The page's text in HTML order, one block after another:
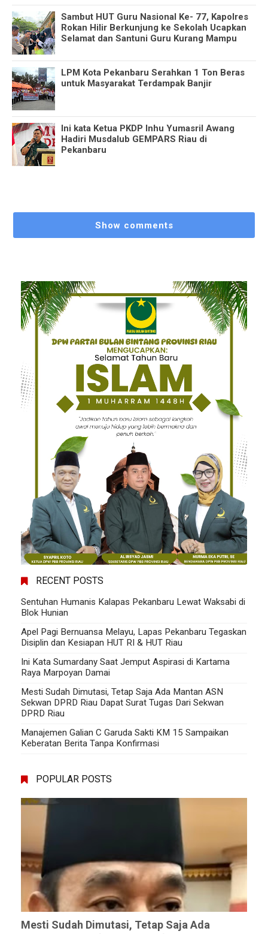
Sambut HUT Guru Nasional Ke- 77, Kapolres
Rokan Hilir Berkunjung ke Sekolah Ucapkan
Selamat dan Santuni Guru Kurang Mampu
LPM Kota Pekanbaru Serahkan 1 Ton Beras
untuk Masyarakat Terdampak Banjir
Ini kata Ketua PKDP Inhu Yumasril Awang
Hadiri Musdalub GEMPARS Riau di
Pekanbaru
Show comments
RECENT POSTS
Sentuhan Humanis Kalapas Pekanbaru Lewat Waksabi di
Blok Hunian
Apel Pagi Bernuansa Melayu, Lapas Pekanbaru Tegaskan
Disiplin dan Kesiapan HUT RI & HUT Riau
Ini Kata Sumardany Saat Jemput Aspirasi di Kartama
Raya Marpoyan Damai
Mesti Sudah Dimutasi, Tetap Saja Ada Mantan ASN
Sekwan DPRD Riau Dapat Surat Tugas Dari Sekwan
DPRD Riau
Manajemen Galian C Garuda Sakti KM 15 Sampaikan
Keberatan Berita Tanpa Konfirmasi
POPULAR POSTS
Mesti Sudah Dimutasi, Tetap Saja Ada